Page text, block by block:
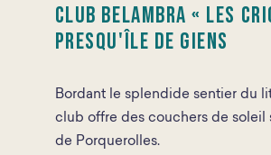
Club Belambra « Les
Presqu'île de Giens
Bordant le splendide sentier du
club offre des couchers de soleil
de Porquerolles.